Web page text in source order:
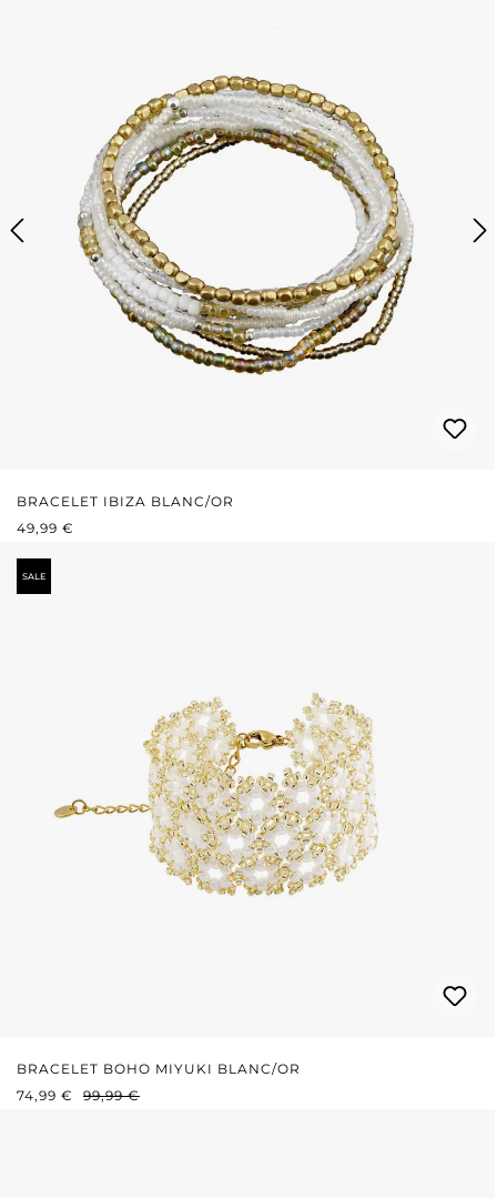
BRACELET IBIZA BLANC/OR
PRIX RÉGULIER :
49,99 €
SALE
BRACELET BOHO MIYUKI BLANC/OR
PRIX DE VENTE :
74,99 € PRIX RÉGULIER :
99,99 €